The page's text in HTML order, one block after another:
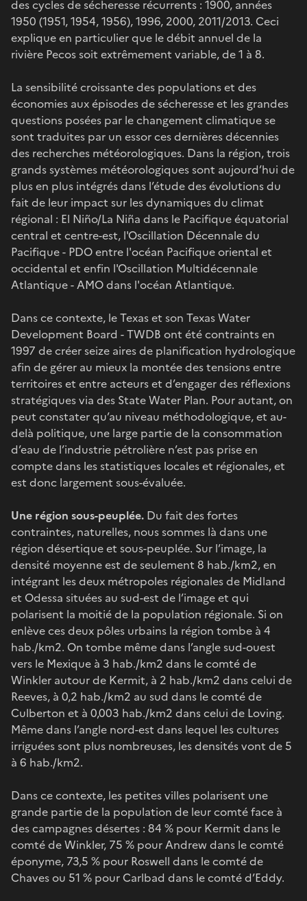
des cycles de sécheresse récurrents : 1900, années
1950 (1951, 1954, 1956), 1996, 2000, 2011/2013. Ceci
explique en particulier que le débit annuel de la
rivière Pecos soit extrêmement variable, de 1 à 8.
La sensibilité croissante des populations et des
économies aux épisodes de sécheresse et les grandes
questions posées par le changement climatique se
sont traduites par un essor ces dernières décennies
des recherches météorologiques. Dans la région, trois
grands systèmes météorologiques sont aujourd’hui de
plus en plus intégrés dans l’étude des évolutions du
fait de leur impact sur les dynamiques du climat
régional : El Niño/La Niña dans le Pacifique équatorial
central et centre-est, l'Oscillation Décennale du
Pacifique - PDO entre l'océan Pacifique oriental et
occidental et enfin l'Oscillation Multidécennale
Atlantique - AMO dans l'océan Atlantique.
Dans ce contexte, le Texas et son Texas Water
Development Board - TWDB ont été contraints en
1997 de créer seize aires de planification hydrologique
afin de gérer au mieux la montée des tensions entre
territoires et entre acteurs et d’engager des réflexions
stratégiques via des State Water Plan. Pour autant, on
peut constater qu’au niveau méthodologique, et au-
delà politique, une large partie de la consommation
d’eau de l’industrie pétrolière n’est pas prise en
compte dans les statistiques locales et régionales, et
est donc largement sous-évaluée.
Une région sous-peuplée. Du fait des fortes
contraintes, naturelles, nous sommes là dans une
région désertique et sous-peuplée. Sur l’image, la
densité moyenne est de seulement 8 hab./km2, en
intégrant les deux métropoles régionales de Midland
et Odessa situées au sud-est de l’image et qui
polarisent la moitié de la population régionale. Si on
enlève ces deux pôles urbains la région tombe à 4
hab./km2. On tombe même dans l’angle sud-ouest
vers le Mexique à 3 hab./km2 dans le comté de
Winkler autour de Kermit, à 2 hab./km2 dans celui de
Reeves, à 0,2 hab./km2 au sud dans le comté de
Culberton et à 0,003 hab./km2 dans celui de Loving.
Même dans l’angle nord-est dans lequel les cultures
irriguées sont plus nombreuses, les densités vont de 5
à 6 hab./km2.
Dans ce contexte, les petites villes polarisent une
grande partie de la population de leur comté face à
des campagnes désertes : 84 % pour Kermit dans le
comté de Winkler, 75 % pour Andrew dans le comté
éponyme, 73,5 % pour Roswell dans le comté de
Chaves ou 51 % pour Carlbad dans le comté d’Eddy.